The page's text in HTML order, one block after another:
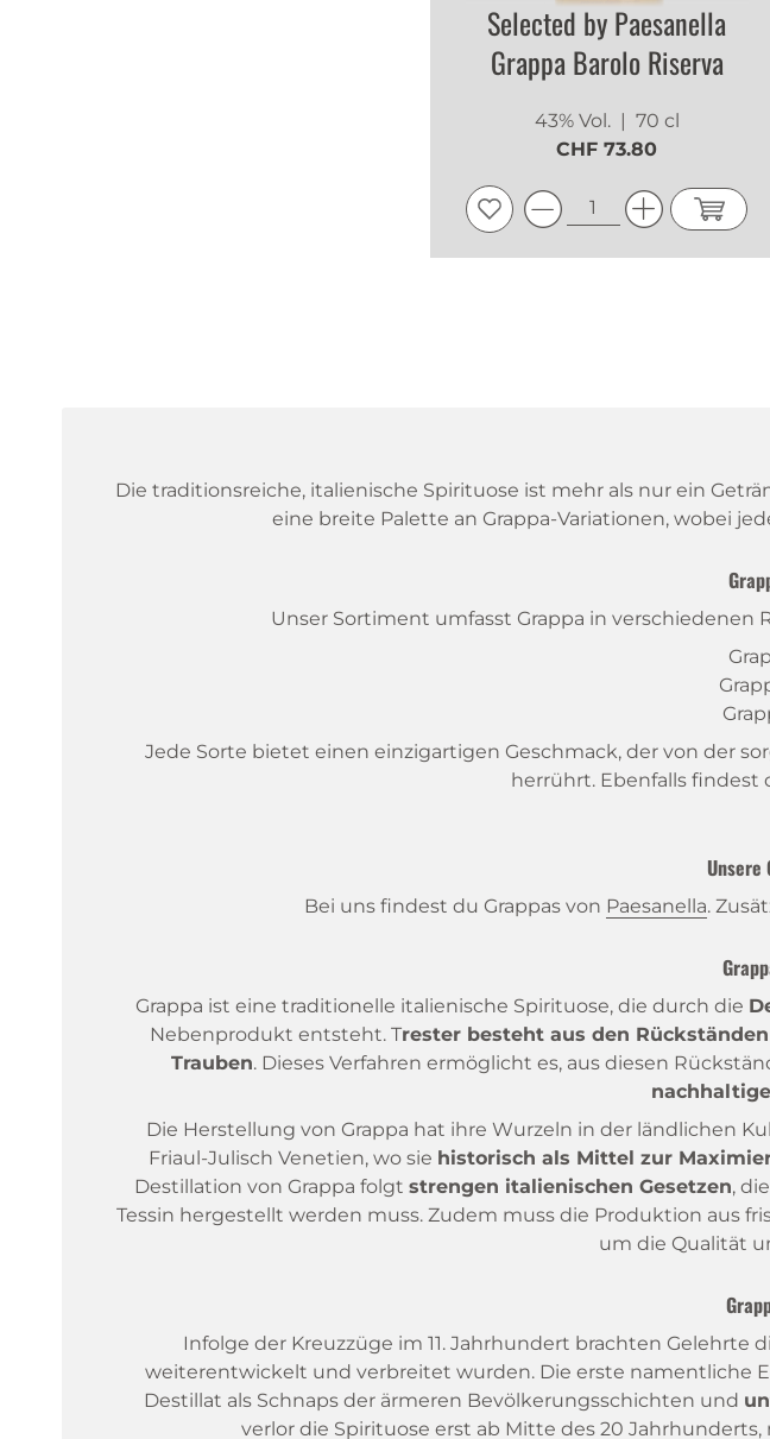
Selected by Paesanella
Grappa Barolo Riserva
43% Vol.
| 70 cl
CHF 73.80
Die traditionsreiche, italienische Spirituose ist mehr als nur ein
eine breite Palette an Grappa-Variationen, wobei
Unser Sortiment umfasst Grappa in
Jede Sorte bietet einen einzigartigen Geschmack, der von der
herrührt. Ebenfalls findest
Unsere
Bei uns findest du Grappas von Paesanella.
Grappa ist eine traditionelle italienische Spirituose, die durch die
Nebenprodukt entsteht. Trester besteht aus den
Trauben. Dieses Verfahren ermöglicht es, aus diesen
Die Herstellung von Grappa hat ihre Wurzeln in der ländlichen
Friaul-Julisch Venetien, wo sie historisch als Mittel zur
Destillation von Grappa folgt strengen italienischen Gesetzen,
Tessin hergestellt werden muss. Zudem muss die Produktion aus
um die Qualität
Infolge der Kreuzzüge im 11. Jahrhundert brachten
weiterentwickelt und verbreitet wurden. Die erste namentliche
Destillat als Schnaps der ärmeren Bevölkerungsschichten und
verlor die Spirituose erst ab Mitte des 20